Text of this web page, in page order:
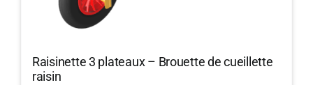
Raisinette 3 plateaux – Brouette de cueillette
raisin